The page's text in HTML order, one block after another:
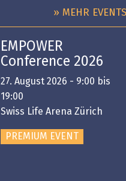
» MEHR EVENTS
EMPOWER
Conference 2026
27. August 2026 - 9:00 bis
19:00
Swiss Life Arena Zürich
PREMIUM EVENT